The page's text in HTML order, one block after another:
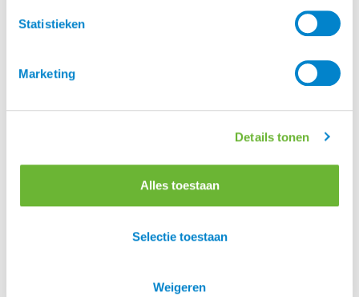
Statistieken
Marketing
Details tonen
Alles toestaan
Selectie toestaan
Weigeren
pagina’s: